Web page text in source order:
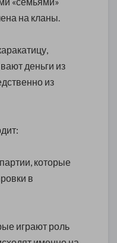
на кланы.
деньги из
из
которые
в
играют роль